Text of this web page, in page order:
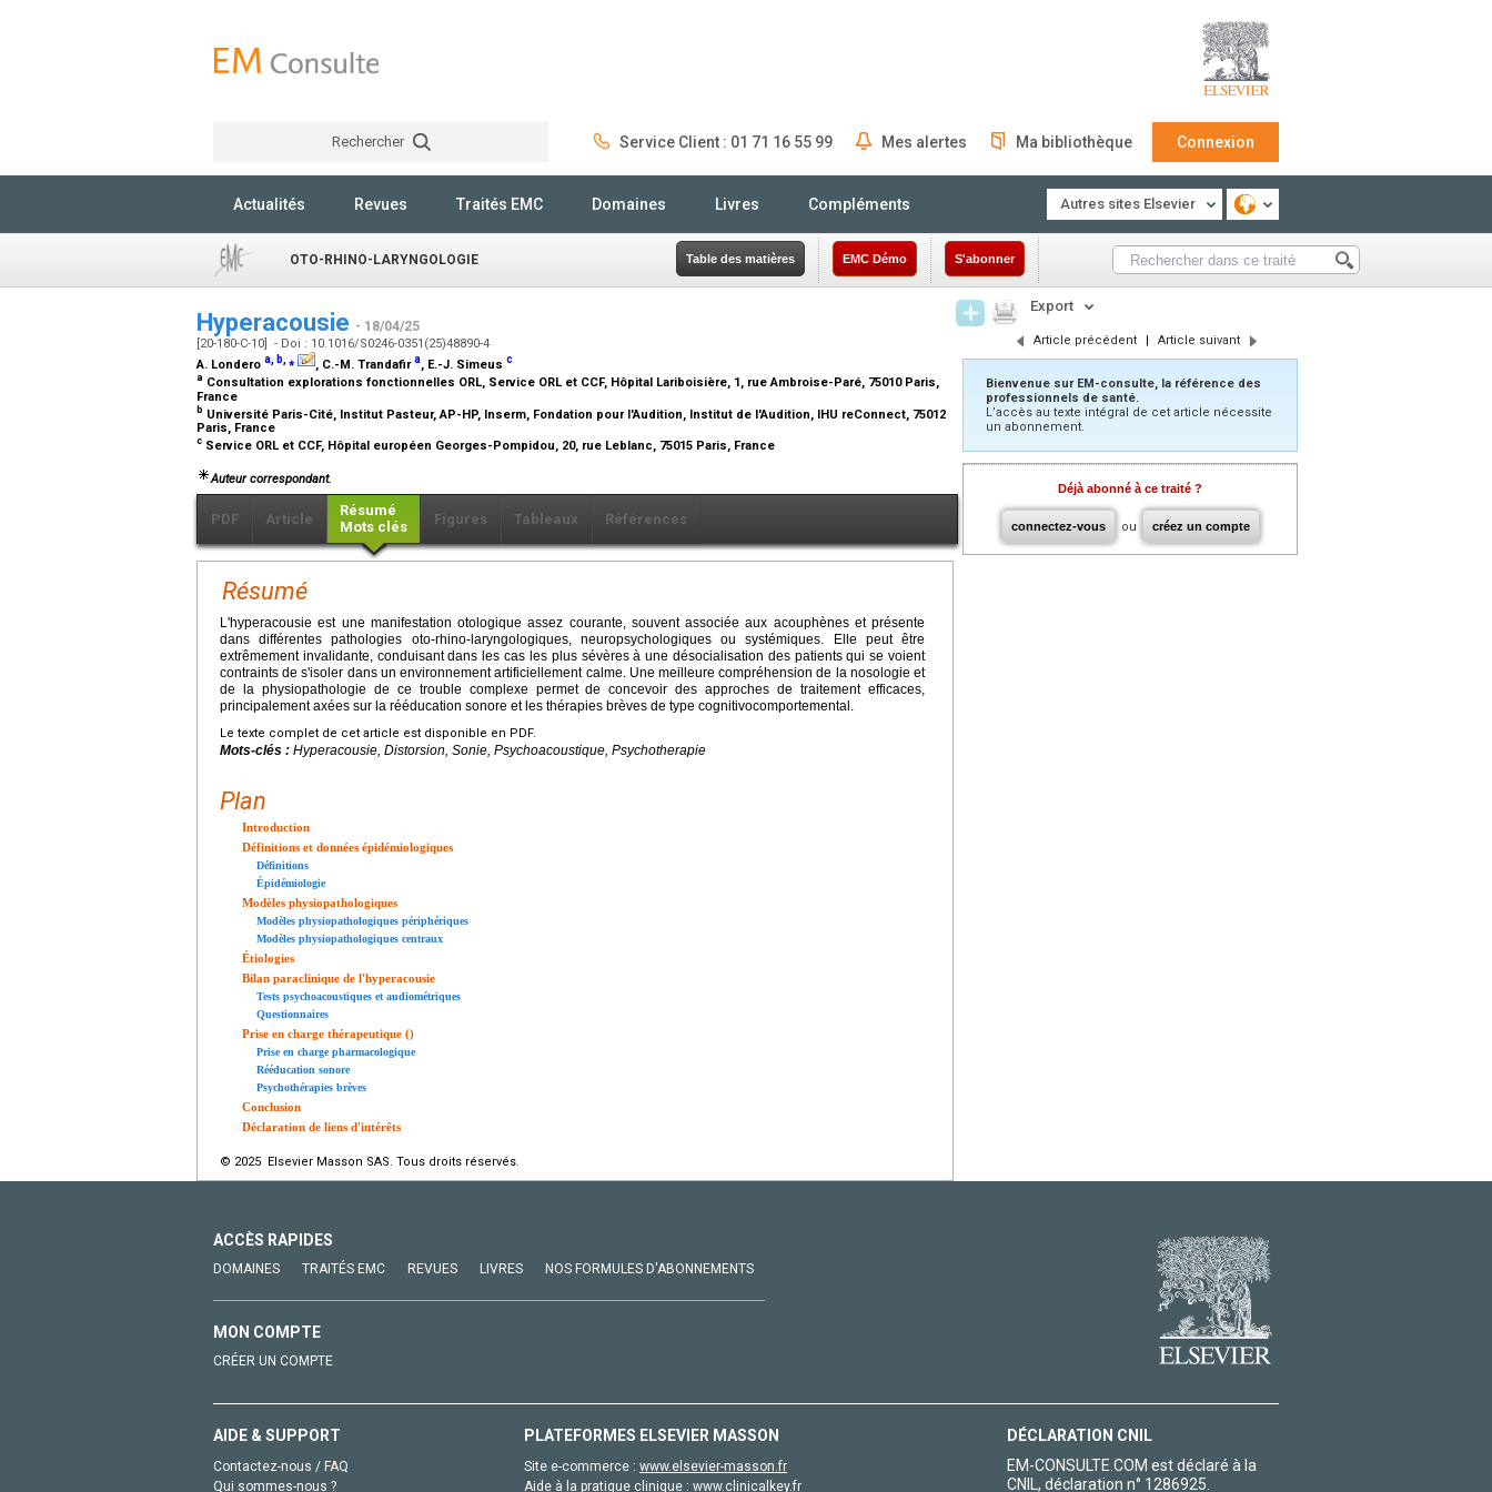
Rechercher Service Client : 01 71 16 55 99 Mes alertes Ma bibliothèque Connexion
Actualités Revues Traités EMC Domaines Livres Compléments Autres sites Elsevier
OTO-RHINO-LARYNGOLOGIE Table des matières EMC Démo S'abonner
Hyperacousie - 18/04/25
[20-180-C-10] - Doi : 10.1016/S0246-0351(25)48890-4
A. Londero a, b,⁎ , C.-M. Trandafira, E.-J. Simeus c
a Consultation explorations fonctionnelles ORL, Service ORL et CCF, Hôpital Lariboisière, 1, rue Ambroise-Paré, 75010 Paris,
France
b Université Paris-Cité, Institut Pasteur, AP-HP, Inserm, Fondation pour l'Audition, Institut de l'Audition, IHU reConnect, 75012
Paris, France
c Service ORL et CCF, Hôpital européen Georges-Pompidou, 20, rue Leblanc, 75015 Paris, France
Auteur correspondant.
PDF Article
Résumé
Mots clés
Figures Tableaux Références
Résumé
L'hyperacousie est une manifestation otologique assez courante, souvent associée aux acouphènes et présente
dans différentes pathologies oto-rhino-laryngologiques, neuropsychologiques ou systémiques. Elle peut être
extrêmement invalidante, conduisant dans les cas les plus sévères à une désocialisation des patients qui se voient
contraints de s'isoler dans un environnement artificiellement calme. Une meilleure compréhension de la nosologie et
de la physiopathologie de ce trouble complexe permet de concevoir des approches de traitement efficaces,
principalement axées sur la rééducation sonore et les thérapies brèves de type cognitivocomportemental.
Le texte complet de cet article est disponible en PDF.
Mots-clés : Hyperacousie, Distorsion, Sonie, Psychoacoustique, Psychotherapie
Plan
Introduction
Définitions et données épidémiologiques
Définitions
Épidémiologie
Modèles physiopathologiques
Modèles physiopathologiques périphériques
Modèles physiopathologiques centraux
Étiologies
Bilan paraclinique de l'hyperacousie
Tests psychoacoustiques et audiométriques
Questionnaires
Prise en charge thérapeutique ()
Prise en charge pharmacologique
Rééducation sonore
Psychothérapies brèves
Conclusion
Déclaration de liens d'intérêts
© 2025 Elsevier Masson SAS. Tous droits réservés.
Export
Article précédent | Article suivant
Bienvenue sur EM-consulte, la référence des
professionnels de santé.
L’accès au texte intégral de cet article nécessite
un abonnement.
Déjà abonné à ce traité ?
connectez-vous ou créez un compte
ACCÈS RAPIDES
DOMAINES TRAITÉS EMC REVUES LIVRES NOS FORMULES D'ABONNEMENTS
MON COMPTE
CRÉER UN COMPTE
AIDE & SUPPORT
Contactez-nous / FAQ
Qui sommes-nous ?
PLATEFORMES ELSEVIER MASSON
Site e-commerce : www.elsevier-masson.fr
Aide à la pratique clinique : www.clinicalkey.fr
DÉCLARATION CNIL
EM-CONSULTE.COM est déclaré à la
CNIL, déclaration n° 1286925.